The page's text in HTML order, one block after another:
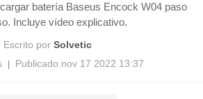
batería Baseus Encock W04 paso
Incluye vídeo explicativo.
Escrito por Solvetic
Publicado nov 17 2022 13:37